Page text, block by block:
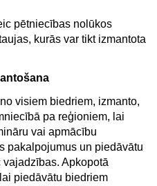
pētniecības nolūkos
kurās var tikt izmantota
visiem biedriem, izmanto,
pa reģioniem, lai
vai apmācību
pakalpojumus un piedāvātu
Apkopotā
piedāvātu biedriem